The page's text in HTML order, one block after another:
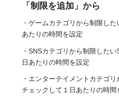
「制限を追加」から
・ゲームカテゴリから制限し
あたりの時間を設定
・SNSカテゴリから制限した
日あたりの時間を設定
・エンターテイメントカテゴ
チェックして１日あたりの時間